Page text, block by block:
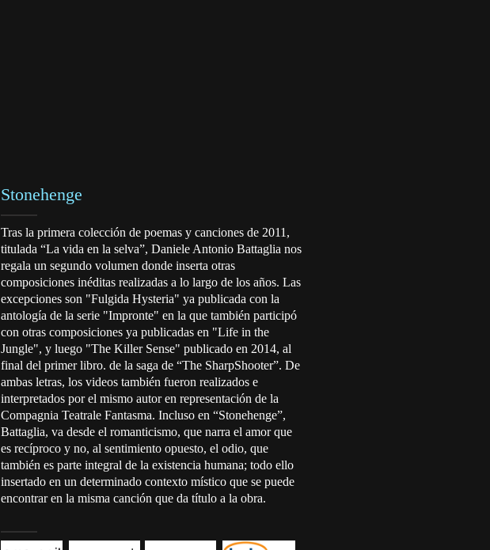
Stonehenge
Tras la primera colección de poemas y canciones de 2011,
titulada “La vida en la selva”, Daniele Antonio Battaglia nos
regala un segundo volumen donde inserta otras
composiciones inéditas realizadas a lo largo de los años. Las
excepciones son "Fulgida Hysteria" ya publicada con la
antología de la serie "Impronte" en la que también participó
con otras composiciones ya publicadas en "Life in the
Jungle", y luego "The Killer Sense" publicado en 2014, al
final del primer libro. de la saga de “The SharpShooter”. De
ambas letras, los videos también fueron realizados e
interpretados por el mismo autor en representación de la
Compagnia Teatrale Fantasma. Incluso en “Stonehenge”,
Battaglia, va desde el romanticismo, que narra el amor que
es recíproco y no, al sentimiento opuesto, el odio, que
también es parte integral de la existencia humana; todo ello
insertado en un determinado contexto místico que se puede
encontrar en la misma canción que da título a la obra.